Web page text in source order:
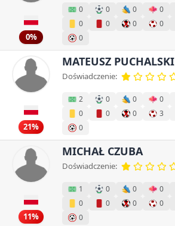
0%
0 0 0 0
0
0 0 0
0
21%
MATEUSZ PUCHALSKI
Doświadczenie:
2 0 0 0
0
0 0 3
0
11%
MICHAŁ CZUBA
Doświadczenie:
1 0 0 0
0
0 0 0
0